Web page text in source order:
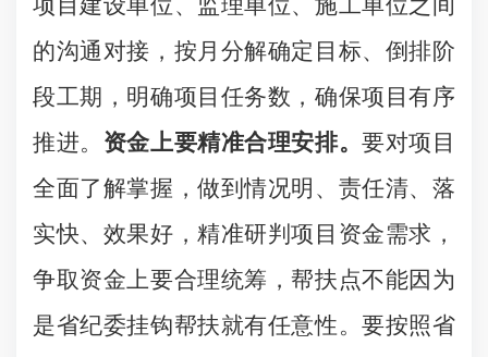
项目建设单位、监理单位、施工单位之间
的沟通对接，按月分解确定目标、倒排阶
段工期，明确项目任务数，确保项目有序
推进。 资金上要精准合理安排。要对项目
全面了解掌握，做到情况明、责任清、落
实快、效果好，精准研判项目资金需求，
争取资金上要合理统筹，帮扶点不能因为
是省纪委挂钩帮扶就有任意性。要按照省